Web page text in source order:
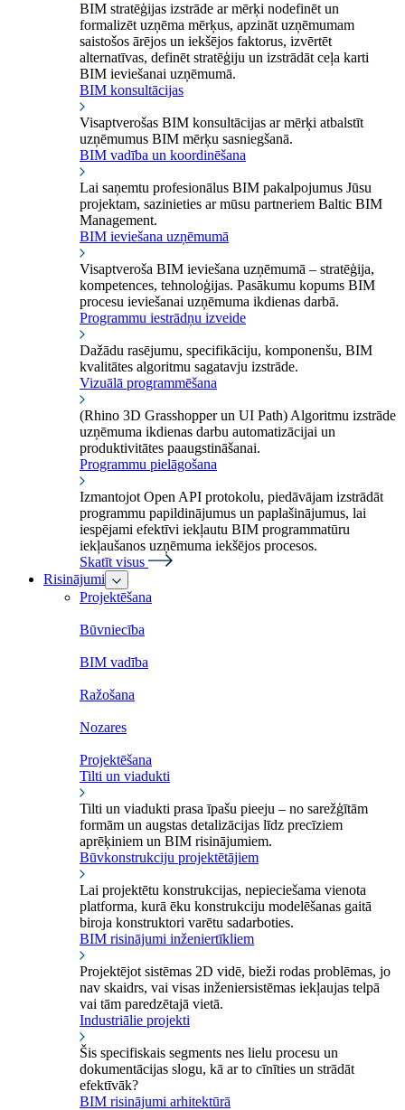
BIM stratēģijas izstrāde ar mērķi nodefinēt un
formalizēt uzņēma mērķus, apzināt uzņēmumam
saistošos ārējos un iekšējos faktorus, izvērtēt
alternatīvas, definēt stratēģiju un izstrādāt ceļa karti
BIM ieviešanai uzņēmumā.
BIM konsultācijas
Visaptverošas BIM konsultācijas ar mērķi atbalstīt
uzņēmumus BIM mērķu sasniegšanā.
BIM vadība un koordinēšana
Lai saņemtu profesionālus BIM pakalpojumus Jūsu
projektam, sazinieties ar mūsu partneriem Baltic BIM
Management.
BIM ieviešana uzņēmumā
Visaptveroša BIM ieviešana uzņēmumā – stratēģija,
kompetences, tehnoloģijas. Pasākumu kopums BIM
procesu ieviešanai uzņēmuma ikdienas darbā.
Programmu iestrādņu izveide
Dažādu rasējumu, specifikāciju, komponenšu, BIM
kvalitātes algoritmu sagatavju izstrāde.
Vizuālā programmēšana
(Rhino 3D Grasshopper un UI Path) Algoritmu izstrāde
uzņēmuma ikdienas darbu automatizācijai un
produktivitātes paaugstināšanai.
Programmu pielāgošana
Izmantojot Open API protokolu, piedāvājam izstrādāt
programmu papildinājumus un paplašinājumus, lai
iespējami efektīvi iekļautu BIM programmatūru
iekļaušanos uzņēmuma iekšējos procesos.
Skatīt visus
Risinājumi
Projektēšana
Būvniecība
BIM vadība
Ražošana
Nozares
Projektēšana
Tilti un viadukti
Tilti un viadukti prasa īpašu pieeju – no sarežģītām
formām un augstas detalizācijas līdz precīziem
aprēķiniem un BIM risinājumiem.
Būvkonstrukciju projektētājiem
Lai projektētu konstrukcijas, nepieciešama vienota
platforma, kurā ēku konstrukciju modelēšanas gaitā
biroja konstruktori varētu sadarboties.
BIM risinājumi inženiertīkliem
Projektējot sistēmas 2D vidē, bieži rodas problēmas, jo
nav skaidrs, vai visas inženiersistēmas iekļaujas telpā
vai tām paredzētajā vietā.
Industriālie projekti
Šis specifiskais segments nes lielu procesu un
dokumentācijas slogu, kā ar to cīnīties un strādāt
efektīvāk?
BIM risinājumi arhitektūrā